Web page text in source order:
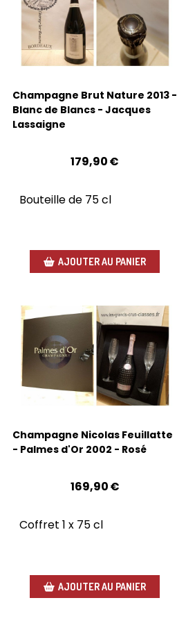
Champagne Brut Nature 2013 -
Blanc de Blancs - Jacques
Lassaigne
179,90€
Bouteille de 75 cl
AJOUTER AU PANIER
Champagne Nicolas Feuillatte
- Palmes d'Or 2002 - Rosé
169,90€
Coffret 1 x 75 cl
AJOUTER AU PANIER